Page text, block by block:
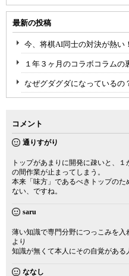
最新の投稿
今、将棋AI同士の対決が熱い
１年３ヶ月のコラボコラムの
なぜグダグダになっているの
コメント
通りすがり
トップがあまりに開発に疎いと、
の間作業が止まってしまう。
本来「味方」であるべきトップのた
ない、ですね。
saru
薄い知識で専門分野につっこみを
より
知識が無くて本人にその自覚がある
ななし